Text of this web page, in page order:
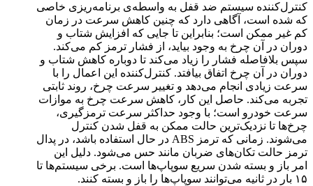
کنترل‌کنند‌ه سیستم ضد قفل به واسطه‌ی برنامه‌ریزی خاصی
که شده است، آگاهی دارد که چنین کاهش سرعت در زمان
کم غیر ممکن است؛ بنابراین تا جایی که افزایش شتاب و
دوران در آن چرخ به وجود بیاید، از فشار ترمز کم می‌کند.
سپس بلافاصله فشار را زیاد می‌کند تا دوباره کاهش شتاب و
دوران در آن چرخ اتفاق بیافتد. کنترل‌کننده این اعمال را با
سرعت زیادی انجام می‌دهد و تغییر سرعت چرخ، روند ثابتی
تجربه می‌کند. حاصل این‌ کار، کاهش سرعت چرخ به موازات
سرعت خودرو است؛ با وجود حداکثر سرعت ترمزگیری،
چرخ‌ها تا نزدیک‌ترین حالت ممکن به قفل شدن کنترل
می‌شوند. زمانی که ترمز ABS در حال استفاده باشد، در پدال
ترمز حالت تکان‌های ضربان مانند حس می‌شود. دلیل این
امر باز و بسته شدن سریع سوپاپ‌ها است. برخی سیستم‌ها تا
۱۵ بار در ثانیه می‌توانند سوپاپ‌ها را باز و بسته کنند.